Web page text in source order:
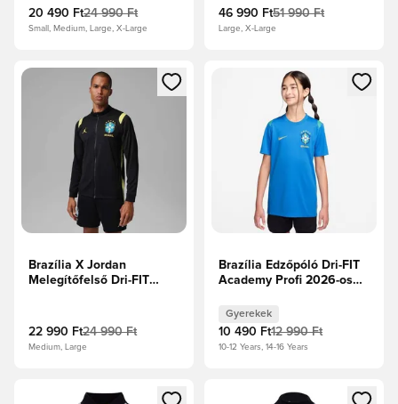
Gold/Világos menta
20 490 Ft24 990 Ft
Small, Medium, Large, X-Large
menta/Midwest Gold
46 990 Ft51 990 Ft
Large, X-Large
Megnyit egy modált a bejelentkezéshez vagy a tagként való
Brazília X Jordan
Melegítőfelső Dri-FIT
Fekete/Sárga/Világos
menta
22 990 Ft24 990 Ft
Medium, Large
Megnyit egy modált a
Brazília Edzőpóló Dri-FIT
Academy Profi 2026-os
Fotókék/Világos
menta/Midwest Gold
Gyerek
Gyerekek
10 490 Ft12 990 Ft
10-12 Years, 14-16 Years
Megnyit egy modált a bejelentkezéshez vagy a tagként
Megnyit egy modált a